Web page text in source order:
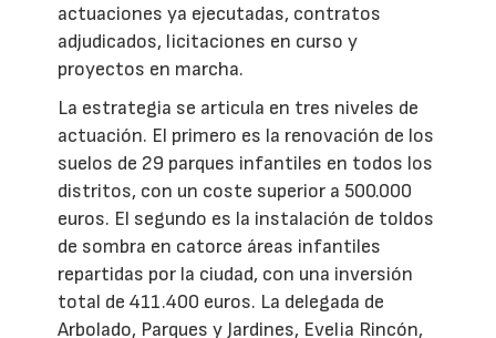
actuaciones ya ejecutadas, contratos
adjudicados, licitaciones en curso y
proyectos en marcha.
La estrategia se articula en tres niveles de
actuación. El primero es la renovación de los
suelos de 29 parques infantiles en todos los
distritos, con un coste superior a 500.000
euros. El segundo es la instalación de toldos
de sombra en catorce áreas infantiles
repartidas por la ciudad, con una inversión
total de 411.400 euros. La delegada de
Arbolado, Parques y Jardines, Evelia Rincón,